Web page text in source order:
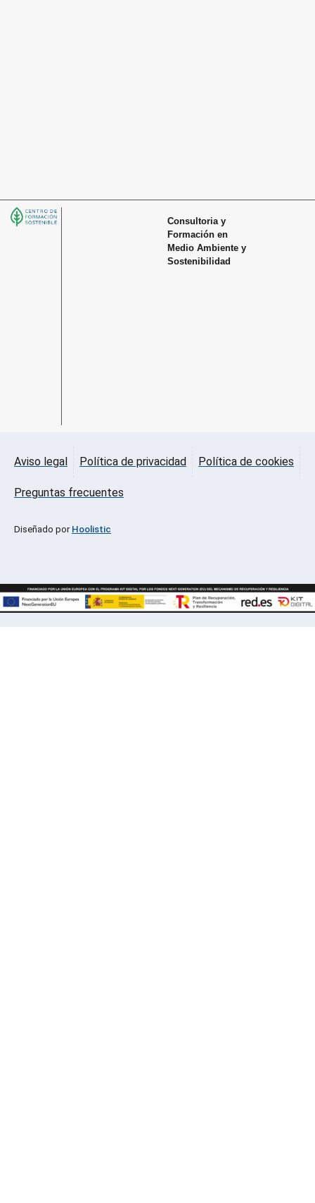
Consultoria y
Formación en
Medio Ambiente y
Sostenibilidad
Aviso legal Política de privacidad Política de cookies
Preguntas frecuentes
Diseñado por Hoolistic